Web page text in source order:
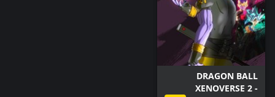
DRAGON BALL
XENOVERSE 2 -